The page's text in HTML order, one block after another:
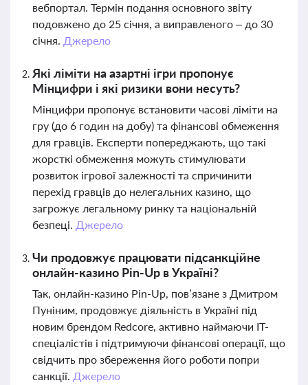
вебпортал. Термін подання основного звіту
подовжено до 25 січня, а виправленого – до 30
січня. Джерело
Які ліміти на азартні ігри пропонує
Мінцифри і які ризики вони несуть?
Мінцифри пропонує встановити часові ліміти на
гру (до 6 годин на добу) та фінансові обмеження
для гравців. Експерти попереджають, що такі
жорсткі обмеження можуть стимулювати
розвиток ігрової залежності та спричинити
перехід гравців до нелегальних казино, що
загрожує легальному ринку та національній
безпеці. Джерело
Чи продовжує працювати підсанкційне
онлайн-казино Pin-Up в Україні?
Так, онлайн-казино Pin-Up, пов’язане з Дмитром
Пуніним, продовжує діяльність в Україні під
новим брендом Redcore, активно наймаючи IT-
спеціалістів і підтримуючи фінансові операції, що
свідчить про збереження його роботи попри
санкції. Джерело